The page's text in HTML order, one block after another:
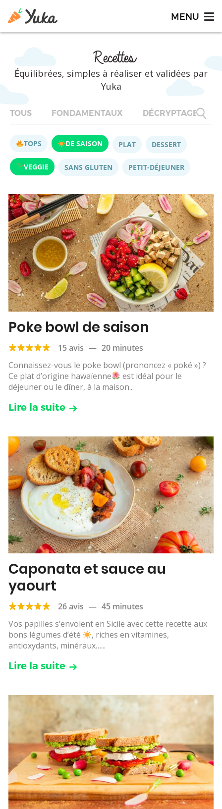
Recettes
Équilibrées, simples à réaliser et validées par
Yuka
TOUS FONDAMENTAUX DÉCRYPTAGES
TOPS DE SAISON PLAT DESSERT
VEGGIE SANS GLUTEN PETIT-DÉJEUNER
Poke bowl de saison
15 avis — 20 minutes
Connaissez-vous le poke bowl (prononcez « poké ») ?
Ce plat d’origine hawaïenne
est idéal pour le
déjeuner ou le dîner, à la maison...
Lire la suite
Caponata et sauce au
yaourt
26 avis — 45 minutes
Vos papilles s’envolent en Sicile avec cette recette aux
bons légumes d’été
, riches en vitamines,
antioxydants, minéraux…...
Lire la suite